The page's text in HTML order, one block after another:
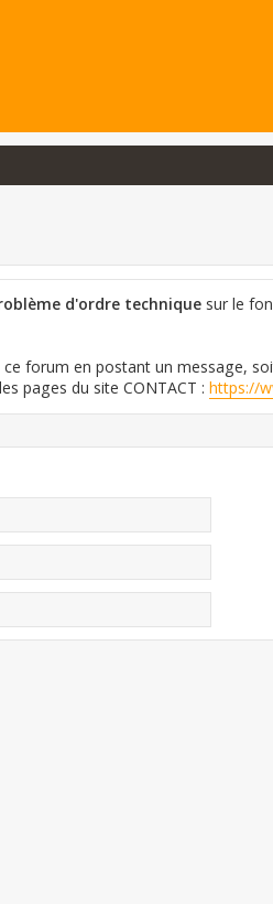
d'ordre technique sur le
forum en postant un message,
pages du site CONTACT : https://